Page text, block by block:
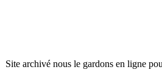
Site archivé nous le gardons en ligne